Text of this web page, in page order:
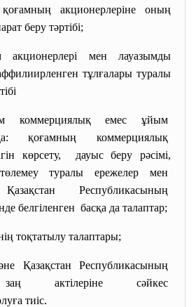
акционерлеріне оның
беру тәртібі;
акционерлерi мен лауазымды
тұлғалары туралы
коммерциялық емес ұйым
қоғамның коммерциялық
көрсету, дауыс беру рәсімі,
туралы ережелер мен
Республикасының
белгіленген басқа да талаптар;
тоқтатылу талаптары;
ҚазақстанРеспубликасының
актілеріне сәйкес
тиіс.